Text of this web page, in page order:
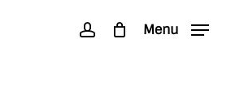
accountMenu